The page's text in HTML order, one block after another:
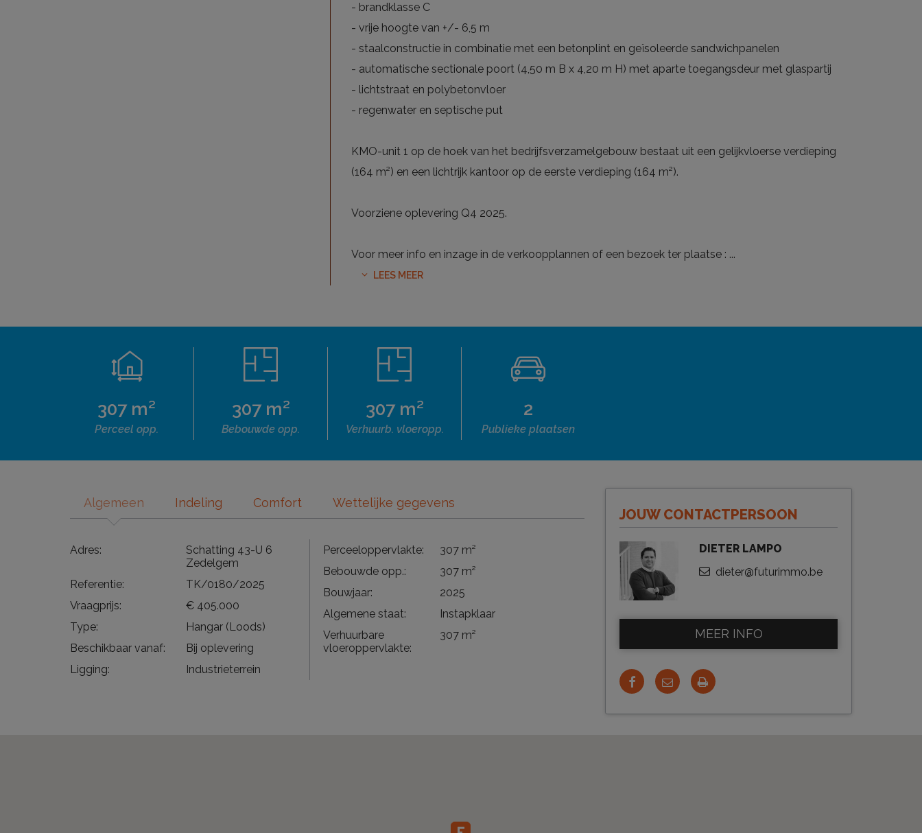
- brandklasse C
- vrije hoogte van +/- 6,5 m
- staalconstructie in combinatie met een betonplint en geïsoleerde sandwichpanelen
- automatische sectionale poort (4,50 m B x 4,20 m H) met aparte toegangsdeur met glaspartij
- lichtstraat en polybetonvloer
- regenwater en septische put
KMO-unit 1 op de hoek van het bedrijfsverzamelgebouw bestaat uit een gelijkvloerse verdieping
(164 m²) en een lichtrijk kantoor op de eerste verdieping (164 m²).
Voorziene oplevering Q4 2025.
Voor meer info en inzage in de verkoopplannen of een bezoek ter plaatse : ...
LEES MEER
307 m²
Perceel opp.
307 m²
Bebouwde opp.
307 m²
Verhuurb. vloeropp.
2
Publieke plaatsen
Algemeen Indeling Comfort Wettelijke gegevens
Adres:
Schatting 43-U 6
Zedelgem
Referentie:
TK/0180/2025
Vraagprijs:
€ 405.000
Type:
Hangar (Loods)
Beschikbaar vanaf:
Bij oplevering
Ligging:
Industrieterrein
Perceeloppervlakte:
307 m²
Bebouwde opp.:
307 m²
Bouwjaar:
2025
Algemene staat:
Instapklaar
Verhuurbare
vloeroppervlakte:
307 m²
JOUW CONTACTPERSOON
DIETER LAMPO
dieter@futurimmo.be
MEER INFO